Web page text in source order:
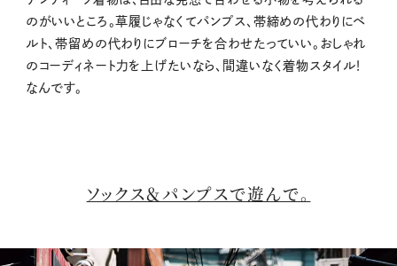
のがいいところ。草履じゃなくてパンプス、帯締めの代わりにベ
ルト、帯留めの代わりにブローチを合わせたっていい。おしゃれ
のコーディネート力を上げたいなら、間違いなく着物スタイル！
なんです。
ソックス＆パンプスで遊んで。